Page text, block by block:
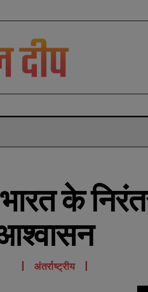
के
अंतर्राष्ट्रीय